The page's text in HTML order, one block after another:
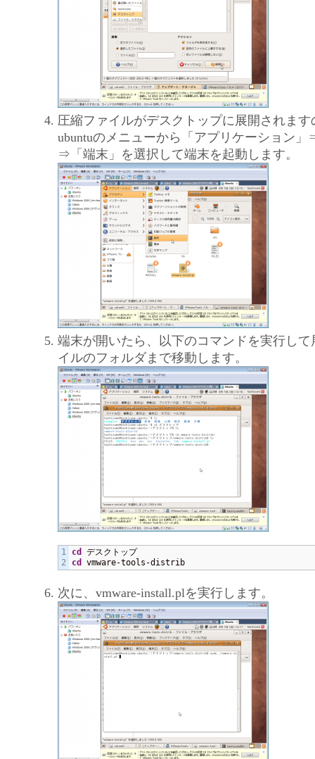
圧縮ファイルがデスクトップに展開されます
ubuntuのメニューから「アプリケーション
⇒「端末」を選択して端末を起動します。
端末が開いたら、以下のコマンドを実行し
イルのフォルダまで移動します。
1
2
cd
デスクトップ
cd
vmware-tools-distrib
次に、vmware-install.plを実行します。